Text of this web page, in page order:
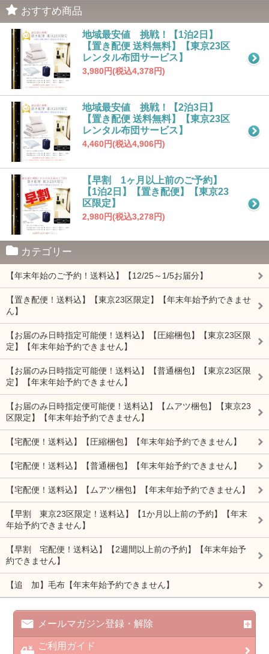
おすすめ商品
地域最安値 挑戦！【1泊2日】
【置き配便 送料無料】【東京23区
レンタル布団サービス】
3,980円(税込4,378円)
地域最安値 挑戦！【2泊3日】
【置き配便 送料無料】【東京23区
レンタル布団サービス】
4,460円(税込4,906円)
【早割 1ヶ月以上前のご予約】
【1泊2日】【置き配便】【東京23
区限定】
2,980円(税込3,278円)
カテゴリー
【年末年始のご予約！送料込】【12/25～1/5お届分】
【置き配便！送料込】【東京23区限定】【年末年始予約できませ
ん】
【お届のみ日時指定可能便！送料込】【圧縮梱包】【東京23区限
定】【年末年始予約できません】
【お届のみ日時指定可能便！送料込】【普通梱包】【東京23区限
定】【年末年始予約できません】
【お届のみ日時指定便可能便！送料込】【ムアツ梱包】【東京23
区限定】【年末年始予約できません】
【宅配便！送料込】【圧縮梱包】【年末年始予約できません】
【宅配便！送料込】【普通梱包】【年末年始予約できません】
【宅配便！送料込】【ムアツ梱包】【年末年始予約できません】
【早割 東京23区限定！送料込】【1か月以上前の予約】【年末
年始予約できません】
【早割 宅配便！送料込】【2週間以上前の予約】【年末年始予
約できません】
【追 加】毛布【年末年始予約できません】
メールマガジン登録・解除
ご利用ガイド